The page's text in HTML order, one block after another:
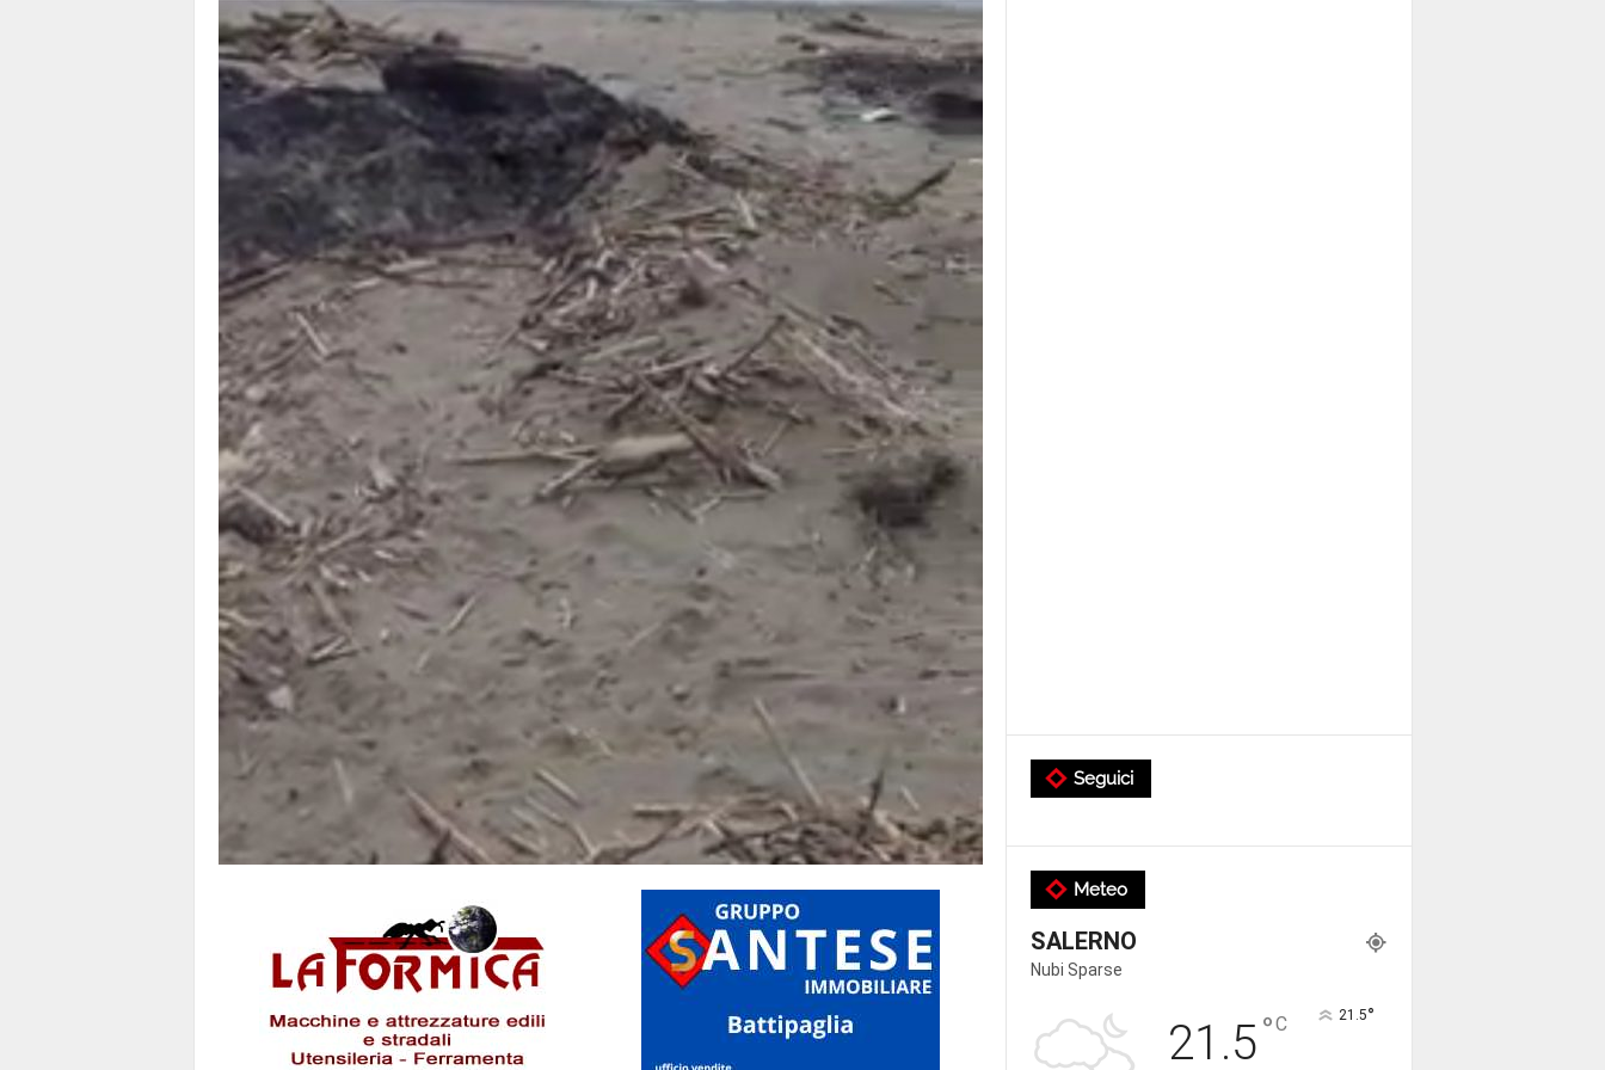
1
1
4
Seguici
Meteo
SALERNO
Nubi Sparse
21.5°C 21.5°